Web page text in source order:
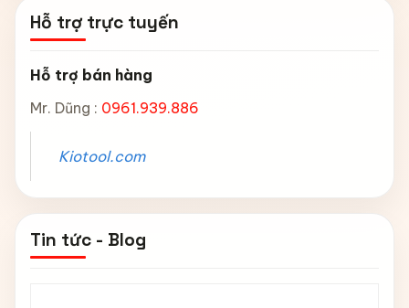
Hỗ trợ trực tuyến
Hỗ trợ bán hàng
Mr. Dũng : 0961.939.886
Kiotool.com
Tin tức - Blog